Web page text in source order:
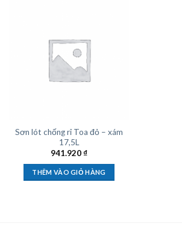
Sơn lót chống rỉ Toa đỏ – xám
17,5L
941.920₫
THÊM VÀO GIỎ HÀNG